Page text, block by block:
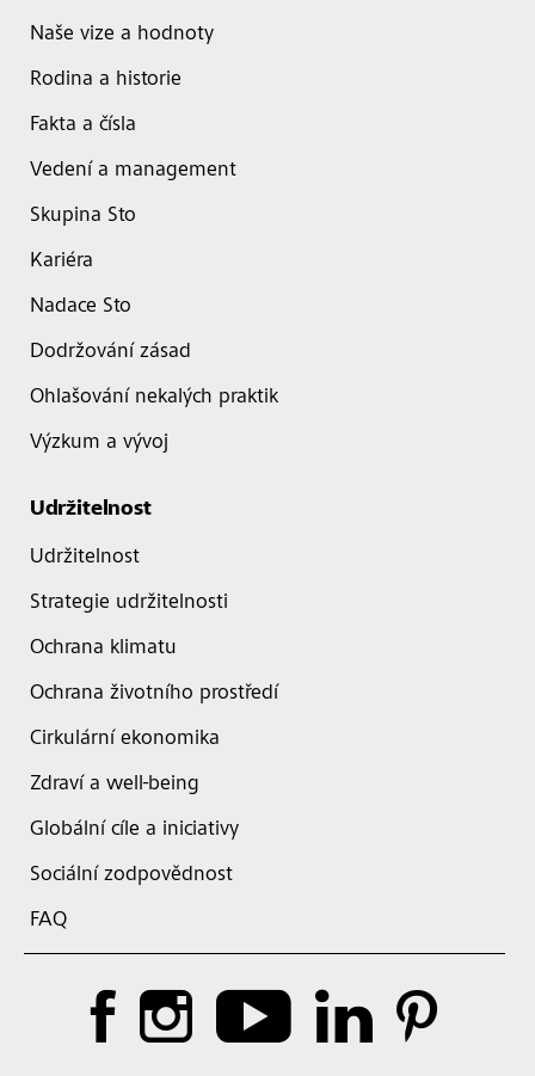
Naše vize a hodnoty
Rodina a historie
Fakta a čísla
Vedení a management
Skupina Sto
Kariéra
Nadace Sto
Dodržování zásad
Ohlašování nekalých praktik
Výzkum a vývoj
Udržitelnost
Udržitelnost
Strategie udržitelnosti
Ochrana klimatu
Ochrana životního prostředí
Cirkulární ekonomika
Zdraví a well-being
Globální cíle a iniciativy
Sociální zodpovědnost
FAQ